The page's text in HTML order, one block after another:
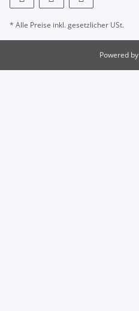
* Alle Preise inkl. gesetzlicher USt.
Powered by